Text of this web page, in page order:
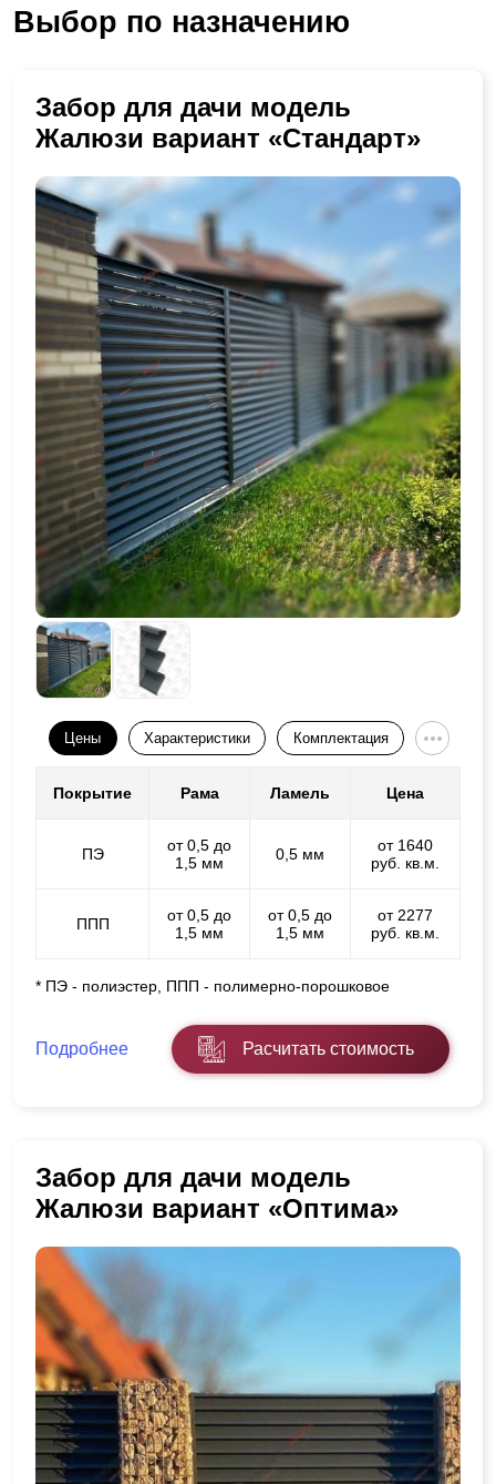
Выбор по назначению
Забор для дачи модель
Жалюзи вариант «Стандарт»
Цены Характеристики Комплектация
Покрытие Рама Ламель Цена
ПЭ
от 0,5 до
1,5 мм
0,5 мм
от 1640
руб. кв.м.
ППП
от 0,5 до
1,5 мм
от 0,5 до
1,5 мм
от 2277
руб. кв.м.
* ПЭ - полиэстер, ППП - полимерно-порошковое
Подробнее Расчитать стоимость
Забор для дачи модель
Жалюзи вариант «Оптима»